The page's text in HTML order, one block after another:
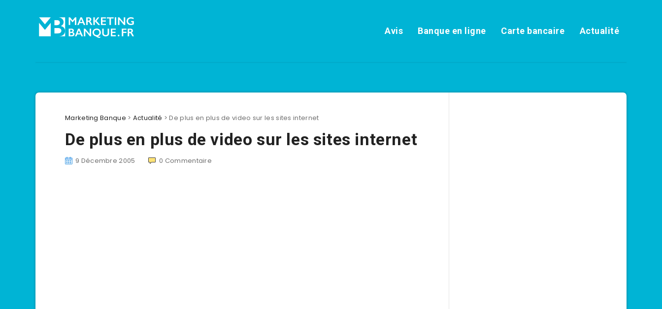
Avis Banque en ligne Carte bancaire Actualité
Marketing Banque > Actualité >De plus en plus de video sur les sites internet
De plus en plus de video sur les sites internet
9 Décembre 2005 0 Commentaire